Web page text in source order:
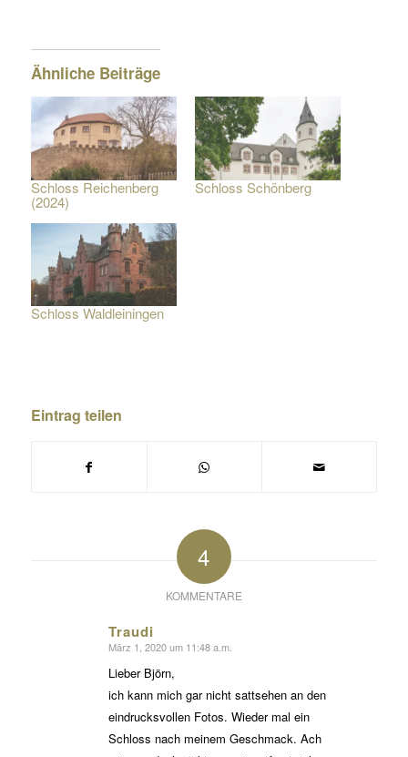
Ähnliche Beiträge
Schloss Reichenberg
(2024)
Schloss Schönberg
Schloss Waldleiningen
Eintrag teilen
4
KOMMENTARE
Traudi
sagte:
März 1, 2020 um 11:48 a.m.
Lieber Björn,
ich kann mich gar nicht sattsehen an den
eindrucksvollen Fotos. Wieder mal ein
Schloss nach meinem Geschmack. Ach